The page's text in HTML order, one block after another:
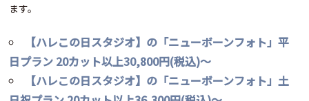
ます。
【ハレこの日スタジオ】の「ニューボーンフォト」平
日プラン 20カット以上30,800円(税込)～
【ハレこの日スタジオ】の「ニューボーンフォト」土